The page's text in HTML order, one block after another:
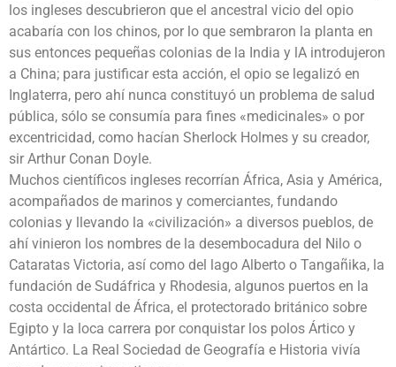
los ingleses descubrieron que el ancestral vicio del opio
acabaría con los chinos, por lo que sembraron la planta en
sus entonces pequeñas colonias de la India y lA introdujeron
a China; para justificar esta acción, el opio se legalizó en
Inglaterra, pero ahí nunca constituyó un problema de salud
pública, sólo se consumía para fines «medicinales» o por
excentricidad, como hacían Sherlock Holmes y su creador,
sir Arthur Conan Doyle.
Muchos científicos ingleses recorrían África, Asia y América,
acompañados de marinos y comerciantes, fundando
colonias y llevando la «civilización» a diversos pueblos, de
ahí vinieron los nombres de la desembocadura del Nilo o
Cataratas Victoria, así como del lago Alberto o Tangañika, la
fundación de Sudáfrica y Rhodesia, algunos puertos en la
costa occidental de África, el protectorado británico sobre
Egipto y la loca carrera por conquistar los polos Ártico y
Antártico. La Real Sociedad de Geografía e Historia vivía